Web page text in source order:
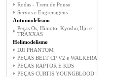
Rodas - Trem de Pouso
Servos e Engrenagens
Automodelismo
Peças Os, Himoto, Kyosho,Hpi e
TRAXXAS
Helimodelismo
DJI PHANTOM
PEÇAS BELT CP V2 e WALKERA
PEÇAS RAPTOR E KDS
PEÇAS CURTIS YOUNGBLOOD